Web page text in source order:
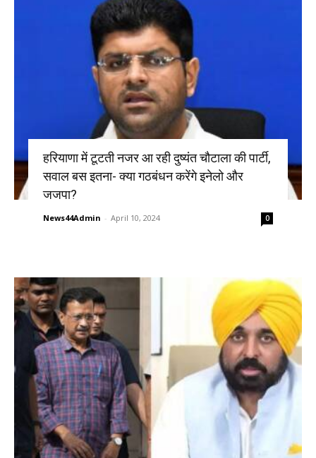
हरियाणा में टूटती नजर आ रही दुष्यंत चौटाला की पार्टी,
सवाल बस इतना- क्या गठबंधन करेंगे इनेलो और
जजपा?
News44Admin - April 10, 2024 0